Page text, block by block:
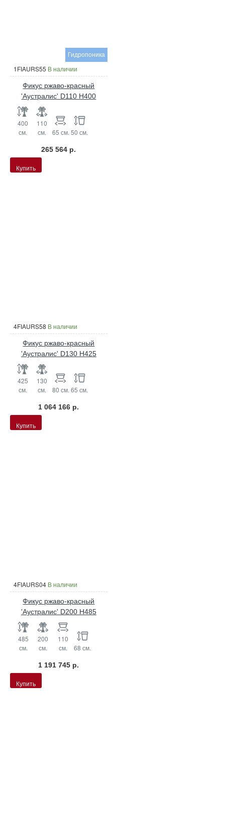
Гидропоника
1FIAURS55 В наличии
Фикус ржаво-красный
'Аустралис' D110 H400
400
см.
110
см.
65 см. 50 см.
265 564 р.
Купить
4FIAURS58 В наличии
Фикус ржаво-красный
'Аустралис' D130 H425
425
см.
130
см.
80 см. 65 см.
1 064 166 р.
Купить
4FIAURS04 В наличии
Фикус ржаво-красный
'Аустралис' D200 H485
485
см.
200
см.
110
см.
68 см.
1 191 745 р.
Купить